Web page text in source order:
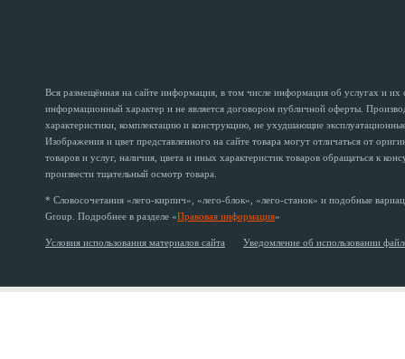
Вся размещённая на сайте информация, в том числе информация об услугах и
информационный характер и не является договором публичной оферты.
характеристики, комплектацию и конструкцию, не ухудшающие
Изображения и цвет представленного на сайте товара могут отличаться от
товаров и услуг, наличия, цвета и иных характеристик товаров обращаться к
произвести тщательный осмотр товара.
* Словосочетания «лего-кирпич», «лего-блок», «лего-станок» и подобные
Group. Подробнее в разделе «Правовая информация»
Условия использования материалов сайта Уведомление об использовании